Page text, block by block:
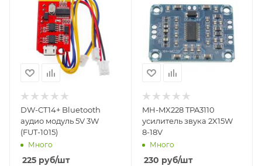
DW-CT14+ Bluetooth
аудио модуль 5V 3W
(FUT-1015)
Много
225 руб/шт
MH-MX228 TPA3110
усилитель звука 2X15W
8-18V
Много
230 руб/шт